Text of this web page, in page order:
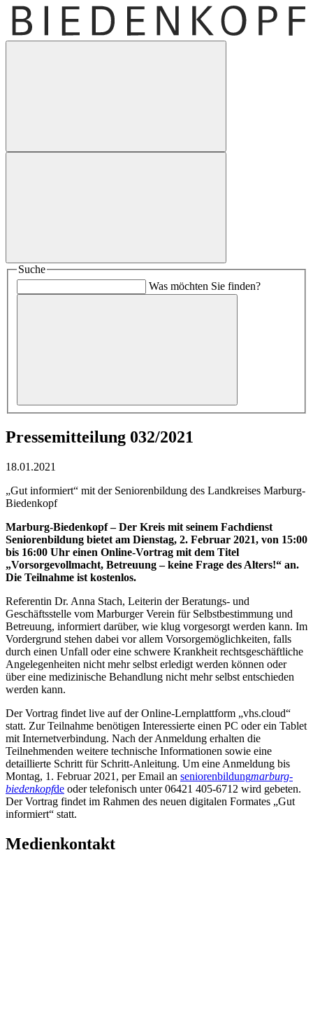
Suche
Was möchten Sie finden?
Pressemitteilung 032/2021
18.01.2021
„Gut informiert“ mit der Seniorenbildung des Landkreises Marburg-
Biedenkopf
Marburg-Biedenkopf – Der Kreis mit seinem Fachdienst
Seniorenbildung bietet am Dienstag, 2. Februar 2021, von 15:00
bis 16:00 Uhr einen Online-Vortrag mit dem Titel
„Vorsorgevollmacht, Betreuung – keine Frage des Alters!“ an.
Die Teilnahme ist kostenlos.
Referentin Dr. Anna Stach, Leiterin der Beratungs- und
Geschäftsstelle vom Marburger Verein für Selbstbestimmung und
Betreuung, informiert darüber, wie klug vorgesorgt werden kann. Im
Vordergrund stehen dabei vor allem Vorsorgemöglichkeiten, falls
durch einen Unfall oder eine schwere Krankheit rechtsgeschäftliche
Angelegenheiten nicht mehr selbst erledigt werden können oder
über eine medizinische Behandlung nicht mehr selbst entschieden
werden kann.
Der Vortrag findet live auf der Online-Lernplattform „vhs.cloud“
statt. Zur Teilnahme benötigen Interessierte einen PC oder ein Tablet
mit Internetverbindung. Nach der Anmeldung erhalten die
Teilnehmenden weitere technische Informationen sowie eine
detaillierte Schritt für Schritt-Anleitung. Um eine Anmeldung bis
Montag, 1. Februar 2021, per Email an seniorenbildungmarburg-
biedenkopfde oder telefonisch unter 06421 405-6712 wird gebeten.
Der Vortrag findet im Rahmen des neuen digitalen Formates „Gut
informiert“ statt.
Medienkontakt